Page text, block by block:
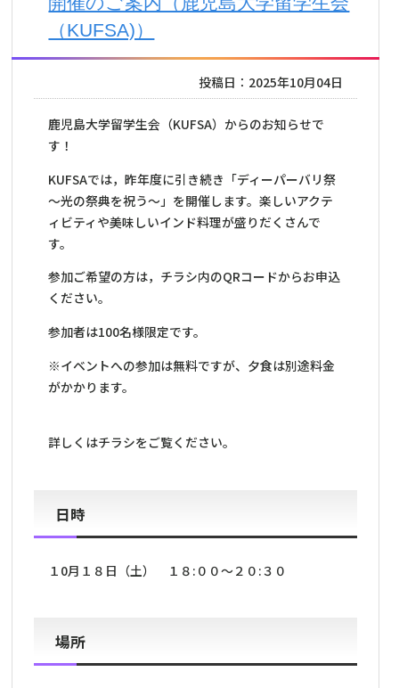
（KUFSA)）
投稿日：2025年10月04日
鹿児島大学留学生会（KUFSA）からのお知らせで
す！
KUFSAでは，昨年度に引き続き「ディーパーバリ祭
～光の祭典を祝う～」を開催します。楽しいアクテ
ィビティや美味しいインド料理が盛りだくさんで
す。
参加ご希望の方は，チラシ内のQRコードからお申込
ください。
参加者は100名様限定です。
※イベントへの参加は無料ですが、夕食は別途料金
がかかります。
詳しくはチラシをご覧ください。
日時
１0月１８日（土） １８:００～２０:３０
場所